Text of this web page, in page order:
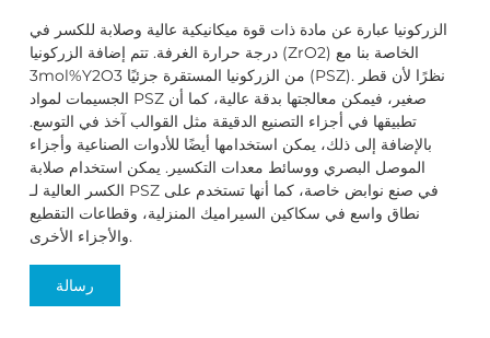
الزركونيا عبارة عن مادة ذات قوة ميكانيكية عالية وصلابة للكسر في
درجة حرارة الغرفة. تتم إضافة الزركونيا (ZrO2) الخاصة بنا مع
3mol%Y2O3 من الزركونيا المستقرة جزئيًا (PSZ). نظرًا لأن قطر
الجسيمات لمواد PSZ صغير، فيمكن معالجتها بدقة عالية، كما أن
تطبيقها في أجزاء التصنيع الدقيقة مثل القوالب آخذ في التوسع.
بالإضافة إلى ذلك، يمكن استخدامها أيضًا للأدوات الصناعية وأجزاء
الموصل البصري ووسائط معدات التكسير. يمكن استخدام صلابة
الكسر العالية لـ PSZ في صنع نوابض خاصة، كما أنها تستخدم على
نطاق واسع في سكاكين السيراميك المنزلية، وقطاعات التقطيع
والأجزاء الأخرى.
رسالة